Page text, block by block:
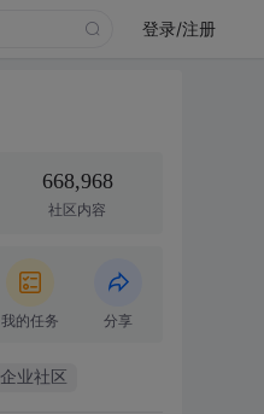
登录/注册
668,968
社区内容
我的任务 分享
企业社区